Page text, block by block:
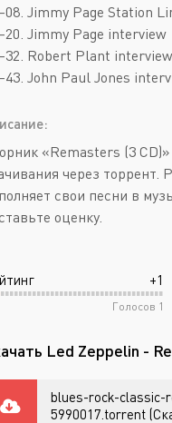
Jimmy Page Station
Jimmy Page interview
Robert Plant interview
John Paul Jones
«Remasters (3
через торрент.
свои песни в
оценку.
+1
Голосов 1
Led Zeppelin -
blues-rock-classic-
5990017.torrent